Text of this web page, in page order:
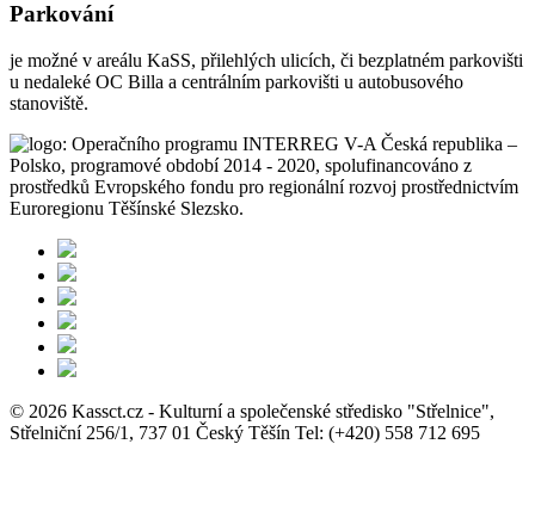
Parkování
je možné v areálu KaSS, přilehlých ulicích, či bezplatném parkovišti
u nedaleké OC Billa a centrálním parkovišti u autobusového
stanoviště.
© 2026 Kassct.cz - Kulturní a společenské středisko "Střelnice",
Střelniční 256/1, 737 01 Český Těšín Tel: (+420) 558 712 695